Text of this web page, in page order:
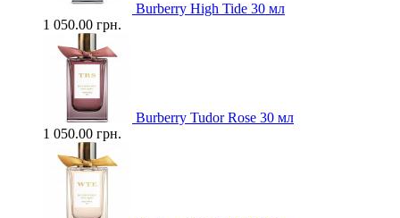
Burberry High Tide 30 мл
1 050.00 грн.
Burberry Tudor Rose 30 мл
1 050.00 грн.